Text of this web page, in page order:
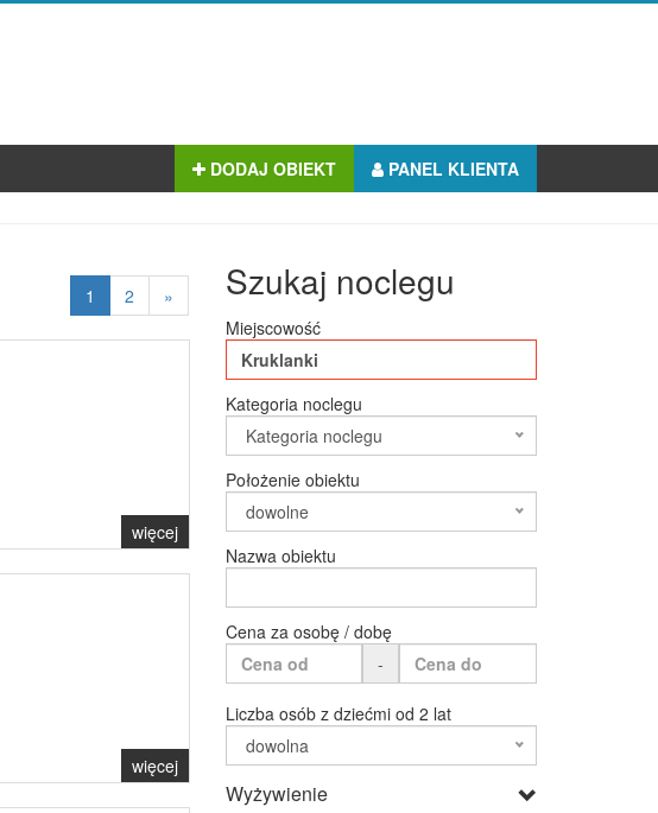
DODAJ OBIEKT PANEL KLIENTA
1 2 »
więcej
więcej
Szukaj noclegu
Miejscowość
Kategoria noclegu
Kategoria noclegu
Położenie obiektu
dowolne
Nazwa obiektu
Cena za osobę / dobę
-
Liczba osób z dziećmi od 2 lat
dowolna
Wyżywienie